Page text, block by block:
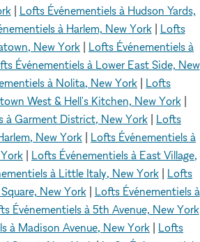
| Lofts Événementiels à Hudson Yards,
à Harlem, New York| Lofts
New York
Lofts Événementiels à
Événementiels à Lower East Side, New
à Nolita, New York
Lofts
West & Hell's Kitchen, New York|
à Garment District, New York
Lofts
New York
Lofts Événementiels à
Lofts Événementiels à East Village,
à Little Italy, New York
Lofts
New York| Lofts Événementiels à
Événementiels à 5th Avenue, New York
à Madison Avenue, New York
Lofts